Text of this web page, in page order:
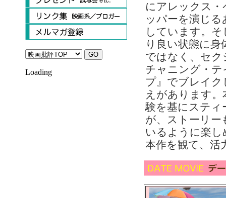
Loading
にアレックス
ッパーを演じ
しています。
り良い状態に
ではなく、セ
チャニング・
プ』でブレイ
えがあります
験を基にスティ
が、ストーリ
いるように楽し
本作を観て、活